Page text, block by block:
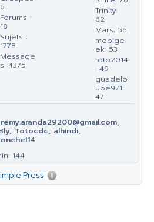
Trinity:
62
Mars: 56
mobige
ek: 53
toto2014
: 49
guadelo
upe971:
47
6
Forums :
18
Sujets :
1778
Message
s :4375
Totocdc, alhindi,
144